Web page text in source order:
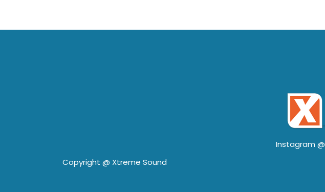
Instagram @
Copyright @ Xtreme Sound